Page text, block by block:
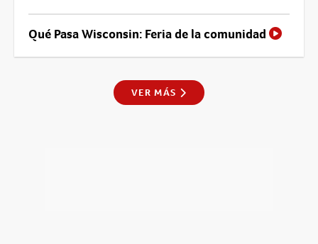
Qué Pasa Wisconsin: Feria de la comunidad
VER MÁS